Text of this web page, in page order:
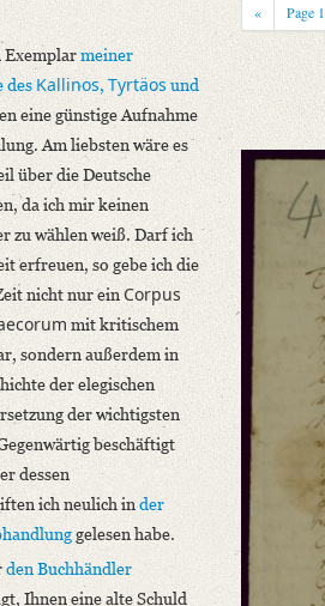
Landesbibliothek - Staats- und
Doppelbl., hs. m. U.
1831.
ein Exemplar meiner Bearbeitung der
Exemplarmeiner
des Kallinos, Tyrtäos und
eine günstige Aufnahme
Am liebsten wäre es
über die Deutsche
da ich mir keinen
zu wählen weiß. Darf ich
erfreuen, so gebe ich die
nicht nur ein Corpus
mit kritischem
sondern außerdem in
der elegischen
der wichtigsten
beschäftigt
dessen
ich neulich inder
gelesen habe.
den Buchhändler
Ihnen eine alte Schuld
« Page 1